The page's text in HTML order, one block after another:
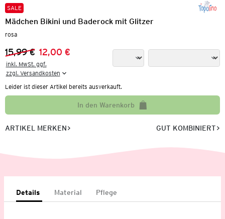
SALE
Mädchen Bikini und Baderock mit Glitzer
rosa
Vorheriger Preis:
15,99 €
Neuer Preis:
12,00 €
inkl. MwSt. ggf.
zzgl. Versandkosten
Leider ist dieser Artikel bereits ausverkauft.
In den Warenkorb
ARTIKEL MERKEN GUT KOMBINIERT
Details Material Pflege